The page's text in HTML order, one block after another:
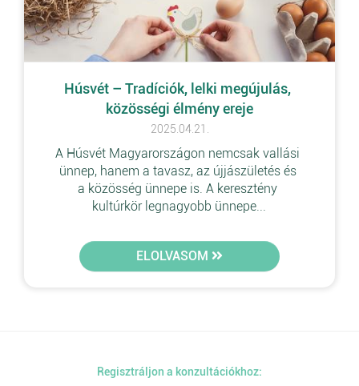
Húsvét – Tradíciók, lelki megújulás,
közösségi élmény ereje
2025.04.21.
A Húsvét Magyarországon nemcsak vallási
ünnep, hanem a tavasz, az újjászületés és
a közösség ünnepe is. A keresztény
kultúrkör legnagyobb ünnepe...
ELOLVASOM
Regisztráljon a konzultációkhoz: